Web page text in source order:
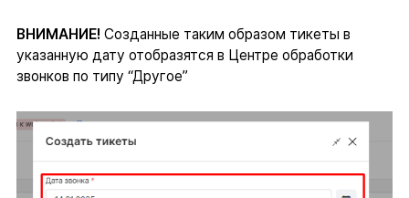
ВНИМАНИЕ! Созданные таким образом тикеты в
указанную дату отобразятся в Центре обработки
звонков по типу “Другое”